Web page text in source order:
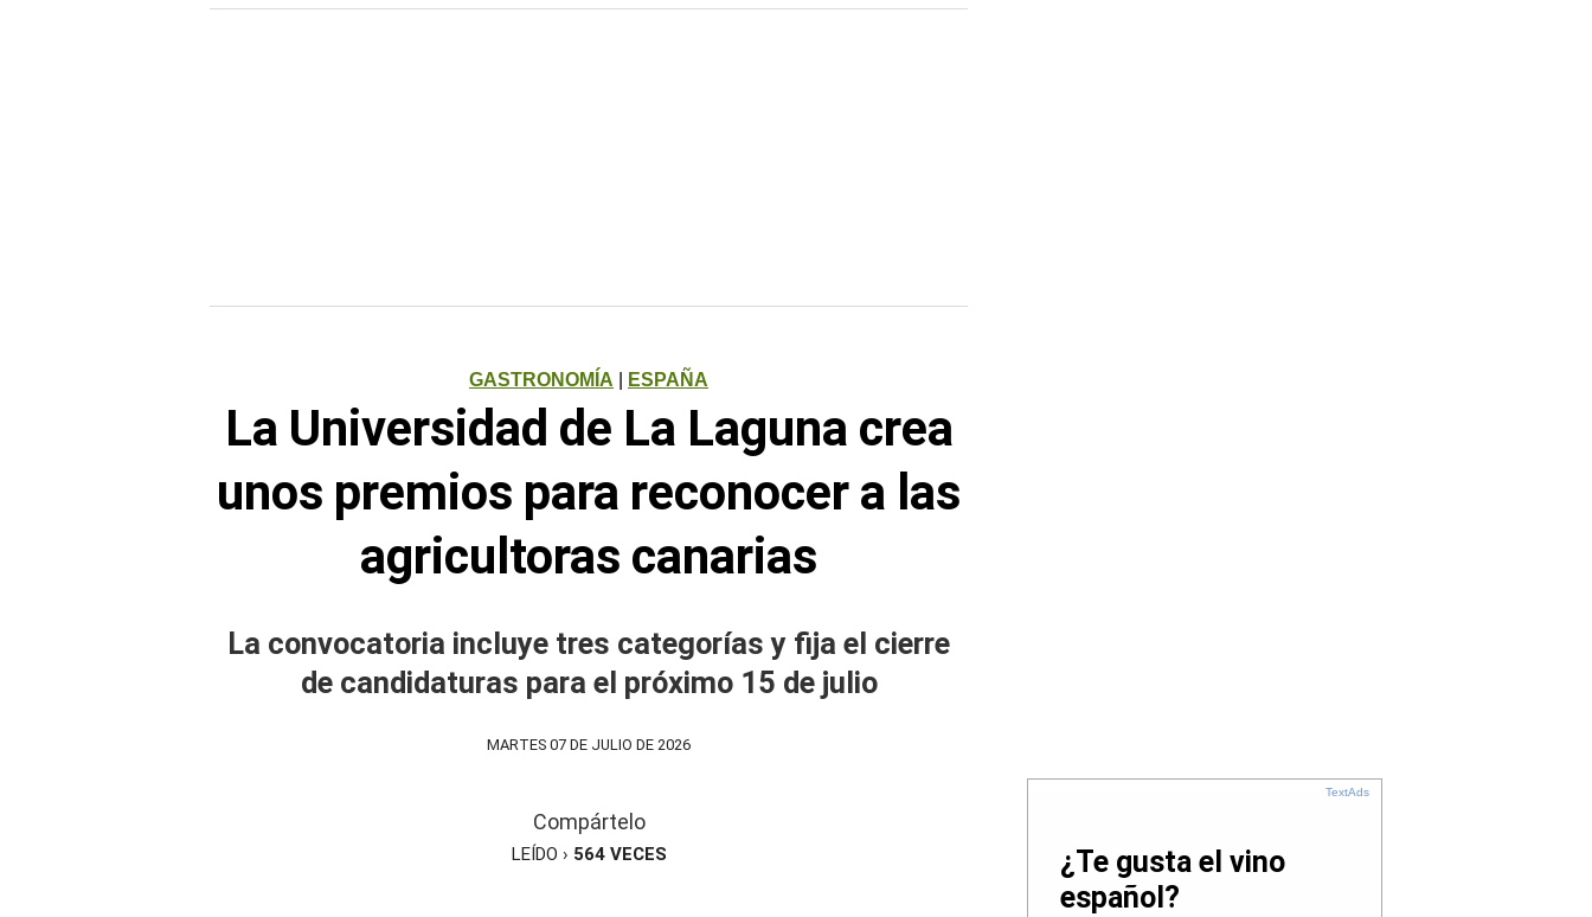
GASTRONOMÍA ESPAÑA
La Universidad de La Laguna crea
unos premios para reconocer a las
agricultoras canarias
La convocatoria incluye tres categorías y fija el cierre
de candidaturas para el próximo 15 de julio
MARTES 07 DE JULIO DE 2026
Compártelo
LEÍDO › 564VECES
TextAds
¿Te gusta el vino
español?